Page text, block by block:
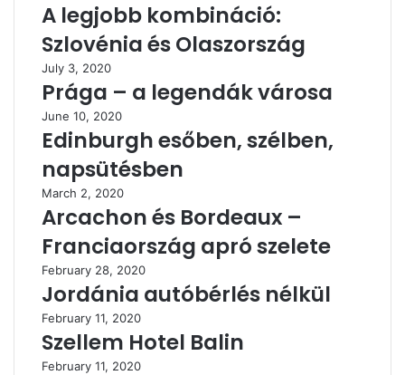
A legjobb kombináció:
Szlovénia és Olaszország
July 3, 2020
Prága – a legendák városa
June 10, 2020
Edinburgh esőben, szélben,
napsütésben
March 2, 2020
Arcachon és Bordeaux –
Franciaország apró szelete
February 28, 2020
Jordánia autóbérlés nélkül
February 11, 2020
Szellem Hotel Balin
February 11, 2020